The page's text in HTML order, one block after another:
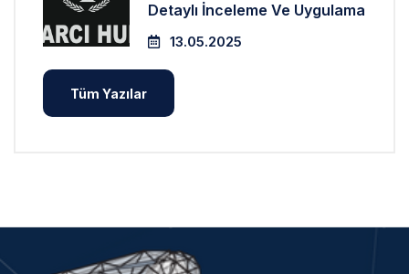
Detaylı İnceleme Ve Uygulama
13.05.2025
Tüm Yazılar